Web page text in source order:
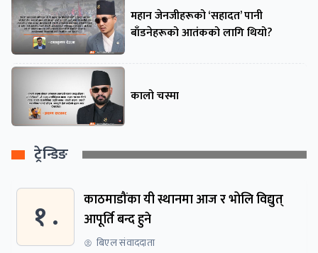
महान जेनजीहरूको ‘सहादत’ पानी
बाँडनेहरूको आतंकको लागि थियो?
कालो चस्मा
ट्रेन्डिङ
१ .
काठमाडौंका यी स्थानमा आज र भोलि विद्युत्
आपूर्ति बन्द हुने
बिएल संवाददाता